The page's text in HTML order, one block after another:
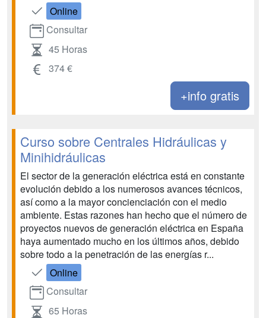
Online
Consultar
45 Horas
374 €
+info gratis
Curso sobre Centrales Hidráulicas y
Minihidráulicas
El sector de la generación eléctrica está en constante
evolución debido a los numerosos avances técnicos,
así como a la mayor concienciación con el medio
ambiente. Estas razones han hecho que el número de
proyectos nuevos de generación eléctrica en España
haya aumentado mucho en los últimos años, debido
sobre todo a la penetración de las energías r...
Online
Consultar
65 Horas